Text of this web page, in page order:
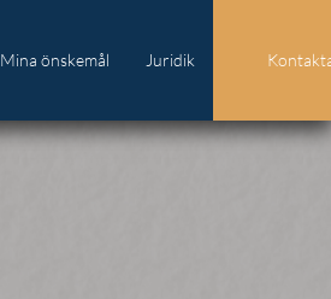
Mina önskemål Juridik